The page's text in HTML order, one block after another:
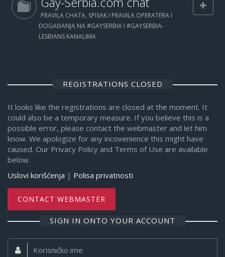
PRAVILA CHATA, SPISAK I PRAVILA OPERATERA I
DOGAĐANJA NA #GAYSERBIA I #GAYSERBIA-
LESBIANS KANALIMA
REGISTRATIONS CLOSED
It looks like the registrations are closed at the moment. It
could also be a temporary measure. If you believe this is a
possible error, please contact the webmaster and let him
know. We apologize for any incovenience this might have
caused. Our Privacy Policy and Terms of Use are available
below.
Uslovi korišćenja | Polisa privatnosti
CONTACT WEBMASTER
SIGN IN ONTO YOUR ACCOUNT
Korisničko